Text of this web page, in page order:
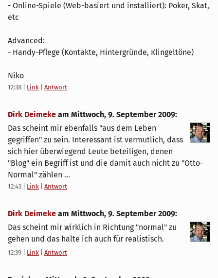
- Online-Spiele (Web-basiert und installiert): Poker, Skat,
etc
Advanced:
- Handy-Pflege (Kontakte, Hintergründe, Klingeltöne)
Niko
12:38 Link Antwort
Dirk Deimeke am Mittwoch, 9. September 2009:
Das scheint mir ebenfalls "aus dem Leben
gegriffen" zu sein. Interessant ist vermutlich, dass
sich hier überwiegend Leute beteiligen, denen
"Blog" ein Begriff ist und die damit auch nicht zu "Otto-
Normal" zählen ...
12:43 Link Antwort
Dirk Deimeke am Mittwoch, 9. September 2009:
Das scheint mir wirklich in Richtung "normal" zu
gehen und das halte ich auch für realistisch.
12:39 Link Antwort